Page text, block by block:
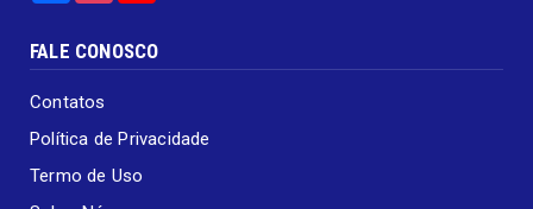
FALE CONOSCO
Contatos
Política de Privacidade
Termo de Uso